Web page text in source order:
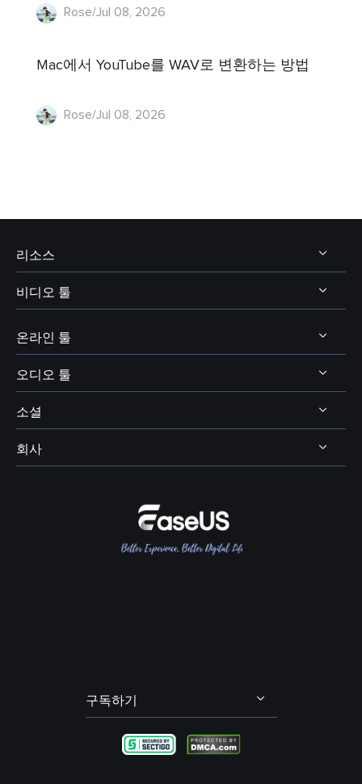
Rose/Jul 08, 2026
Mac에서 YouTube를 WAV로 변환하는 방법
Rose/Jul 08, 2026
리소스
비디오 및 오디오 다운로드
보이스 체인저 팁
디스코드 보이스 체인저
OBS 보이스 체인저
여성 목소리 보이스 체인저
콜 오브 듀티 보이스 체인저
비디오 툴
비디오 다운로더
비디오 에디터
비디오킷
온라인 툴
온라인 비디오 다운로더
온라인 보이스 체인저
AI 목소리 및 음향 효과
오디오 툴
보이스 웨이브
보컬 리무버
메인 보컬 및 코러스 분리
발로란트 보이스 체인저
그린치 보이스 체인저
소셜

회사
불편 사항 및 피드백
구독하기